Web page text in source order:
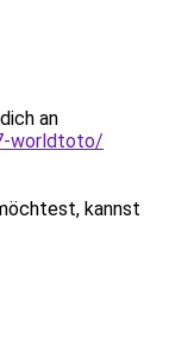
an
worldtoto/
kannst